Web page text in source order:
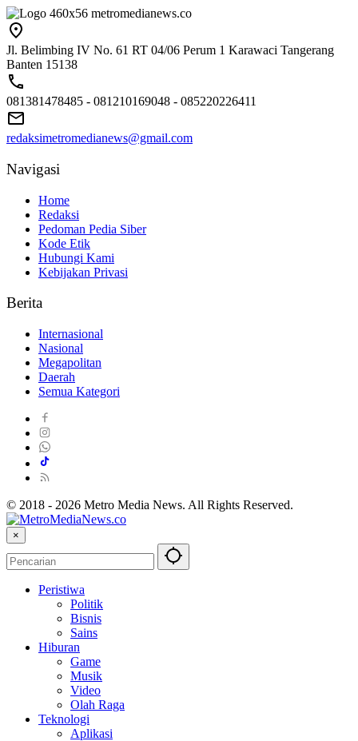
Jl. Belimbing IV No. 61 RT 04/06 Perum 1 Karawaci Tangerang
Banten 15138
081381478485 - 081210169048 - 085220226411
redaksimetromedianews@gmail.com
Navigasi
Home
Redaksi
Pedoman Pedia Siber
Kode Etik
Hubungi Kami
Kebijakan Privasi
Berita
Internasional
Nasional
Megapolitan
Daerah
Semua Kategori
© 2018 - 2026 Metro Media News. All Rights Reserved.
×
Peristiwa
Politik
Bisnis
Sains
Hiburan
Game
Musik
Video
Olah Raga
Teknologi
Aplikasi